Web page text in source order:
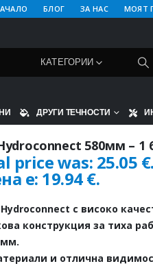
БЛОГ ЗА НАС МОЯТ
КАТЕГОРИИ
ДРУГИ ТЕЧНОСТИ
580мм – 1
price was: 25.05
е: 19.94 €.
с високо
конструкция за тиха
мм.
и отлична